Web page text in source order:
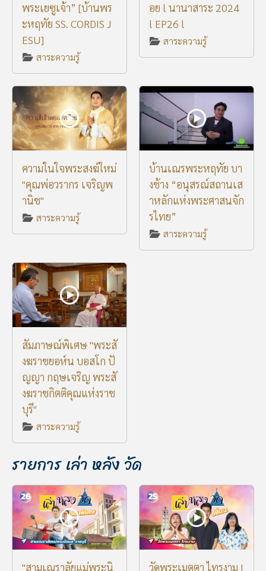
พระเยซูเจ้า” [บ้านพร
ะหฤทัย SS. CORDIS J
ESU]
สาระความรู้
อย l นานาสาระ 2024
l EP26 l
สาระความรู้
ความในใจพระสงฆ์ใหม่
"คุณพ่อวรากร เจริญพ
านิช"
สาระความรู้
บ้านเณรพระหฤทัย บา
งช้าง “อนุสรณ์สถานเส
าหลักแห่งพระศาสนจัก
รไทย”
สาระความรู้
สัมภาษณ์พิเศษ "พระสั
งฆราชยอห์น บอสโก ปั
ญญา กฤษเจริญ พระสั
งฆราชกิตติคุณแห่งราช
บุรี"
สาระความรู้
รายการ เล่า หลัง วัด
"สามเณราลัยแม่พระนิ วัดพระเมตตา ไทรงาม |